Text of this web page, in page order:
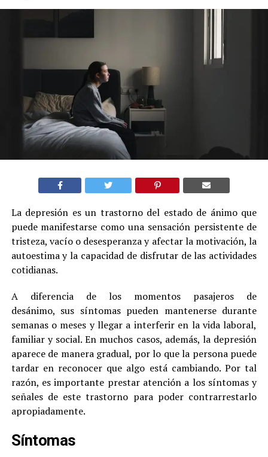
La depresión es un trastorno del estado de ánimo que
puede manifestarse como una sensación persistente de
tristeza, vacío o desesperanza y afectar la motivación, la
autoestima y la capacidad de disfrutar de las actividades
cotidianas.
A diferencia de los momentos pasajeros de
desánimo, sus síntomas pueden mantenerse durante
semanas o meses y llegar a interferir en la vida laboral,
familiar y social. En muchos casos, además, la depresión
aparece de manera gradual, por lo que la persona puede
tardar en reconocer que algo está cambiando. Por tal
razón, es importante prestar atención a los síntomas y
señales de este trastorno para poder contrarrestarlo
apropiadamente.
Síntomas